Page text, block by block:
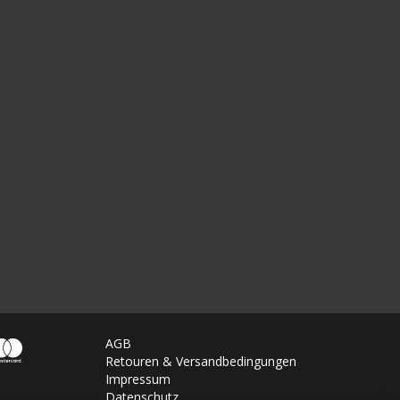
AGB
Retouren & Versandbedingungen
Impressum
Datenschutz